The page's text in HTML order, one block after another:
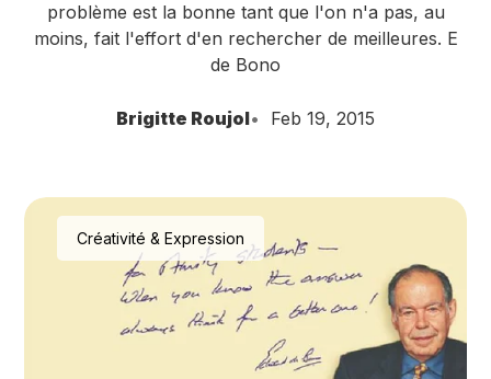
problème est la bonne tant que l'on n'a pas, au
moins, fait l'effort d'en rechercher de meilleures. E
de Bono
Brigitte Roujol Feb 19, 2015
Créativité & Expression